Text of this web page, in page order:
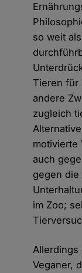
so weit
Tieren für
andere
zugleich
motivierte
auch
gegen
im Zoo;
Allerdings
Veganer,